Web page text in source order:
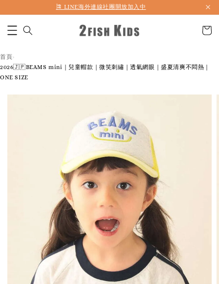
🎏 LINE海外連線社團開放加入中
首頁›
2026🇯🇵BEAMS mini｜兒童帽款｜微笑刺繡｜透氣網眼｜盛夏清爽不悶熱｜
ONE SIZE